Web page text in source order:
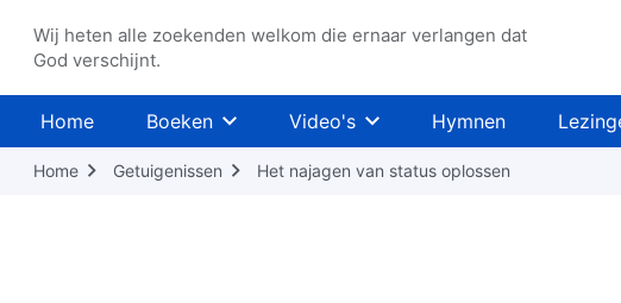
Wij heten alle zoekenden welkom die ernaar verlangen dat
God verschijnt.
Home Boeken Video's Hymnen
Home Getuigenissen Het najagen van status oplossen